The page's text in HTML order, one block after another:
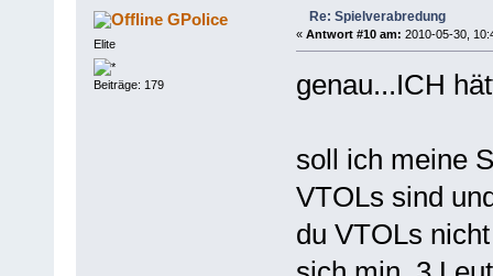
GPolice
Elite
Beiträge: 179
Re: Spielverabredung
« Antwort #10 am: 2010-05-30,
genau...ICH
soll ich meine
VTOLs sind
du VTOLs